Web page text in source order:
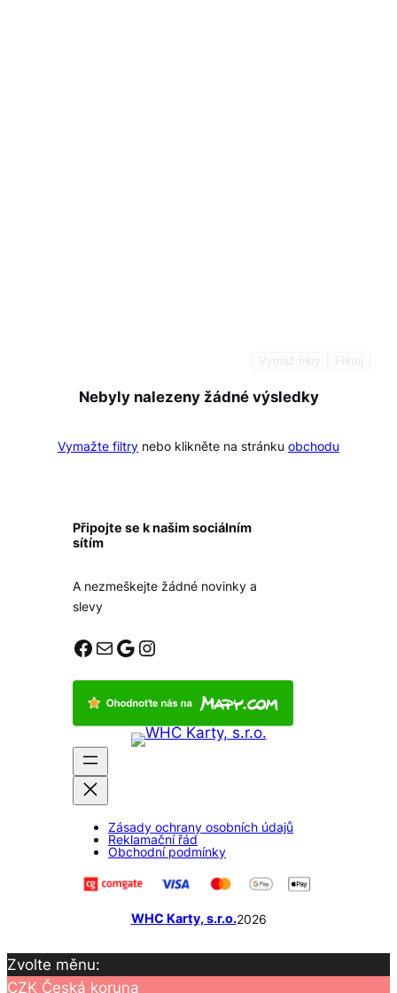
Nebyly nalezeny žádné výsledky
Vymažte filtry nebo klikněte na stránku obchodu
Připojte se k našim sociálním
sítím
A nezmeškejte žádné novinky a
slevy
Facebook E-mail Google Instagram
Zásady ochrany osobních údajů
Reklamační řád
Obchodní podmínky
WHC Karty, s.r.o.2026
Zvolte měnu:
CZK Česká koruna